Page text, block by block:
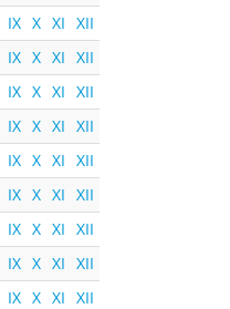
IX X XI XII
IX X XI XII
IX X XI XII
IX X XI XII
IX X XI XII
IX X XI XII
IX X XI XII
IX X XI XII
IX X XI XII